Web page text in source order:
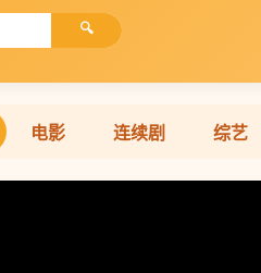
🔍
电影 连续剧 综艺